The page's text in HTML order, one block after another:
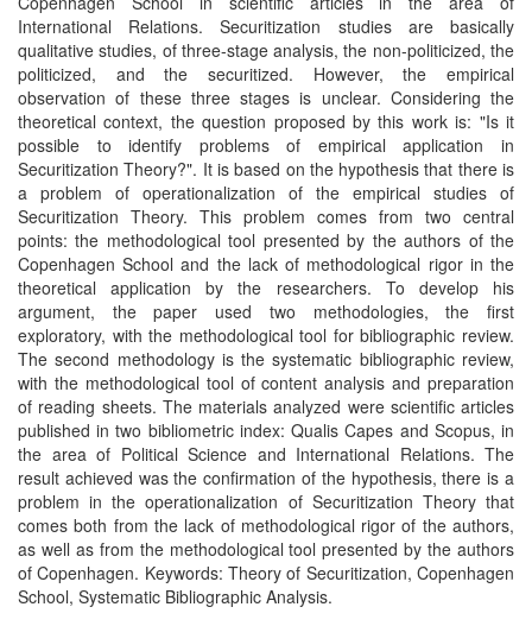
International Relations. Securitization studies are basically
qualitative studies, of three-stage analysis, the non-politicized, the
politicized, and the securitized. However, the empirical
observation of these three stages is unclear. Considering the
theoretical context, the question proposed by this work is: "Is it
possible to identify problems of empirical application in
Securitization Theory?". It is based on the hypothesis that there is
a problem of operationalization of the empirical studies of
Securitization Theory. This problem comes from two central
points: the methodological tool presented by the authors of the
Copenhagen School and the lack of methodological rigor in the
theoretical application by the researchers. To develop his
argument, the paper used two methodologies, the first
exploratory, with the methodological tool for bibliographic review.
The second methodology is the systematic bibliographic review,
with the methodological tool of content analysis and preparation
of reading sheets. The materials analyzed were scientific articles
published in two bibliometric index: Qualis Capes and Scopus, in
the area of Political Science and International Relations. The
result achieved was the confirmation of the hypothesis, there is a
problem in the operationalization of Securitization Theory that
comes both from the lack of methodological rigor of the authors,
as well as from the methodological tool presented by the authors
of Copenhagen. Keywords: Theory of Securitization, Copenhagen
School, Systematic Bibliographic Analysis.